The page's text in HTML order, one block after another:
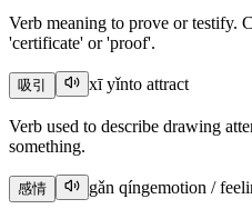
Verb meaning to prove or testify.
'certificate' or 'proof'.
吸引 xī yǐnto attract
Verb used to describe drawing
something.
感情 gǎn qíngemotion /